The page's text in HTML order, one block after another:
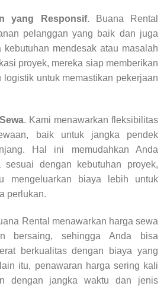
yang Responsif. Buana Rental
pelanggan yang baik dan juga
kebutuhan mendesak atau masalah
proyek, mereka siap memberikan
logistik untuk memastikan pekerjaan
. Kami menawarkan fleksibilitas
baik untuk jangka pendek
Hal ini memudahkan Anda
sesuai dengan kebutuhan proyek,
mengeluarkan biaya lebih untuk
perlukan.
Rental menawarkan harga sewa
bersaing, sehingga Anda bisa
berkualitas dengan biaya yang
itu, penawaran harga sering kali
dengan jangka waktu dan jenis